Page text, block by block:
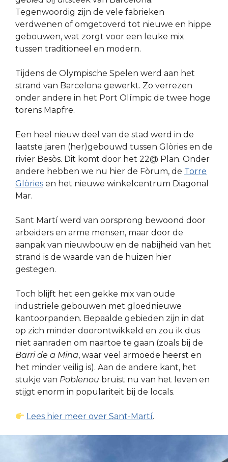
Tegenwoordig zijn de vele fabrieken
verdwenen of omgetoverd tot nieuwe en hippe
gebouwen, wat zorgt voor een leuke mix
tussen traditioneel en modern.
Tijdens de Olympische Spelen werd aan het
strand van Barcelona gewerkt. Zo verrezen
onder andere in het Port Olímpic de twee hoge
torens Mapfre.
Een heel nieuw deel van de stad werd in de
laatste jaren (her)gebouwd tussen Glòries en de
rivier Besòs. Dit komt door het 22@ Plan. Onder
andere hebben we nu hier de Fòrum, de Torre
Glòries en het nieuwe winkelcentrum Diagonal
Mar.
Sant Martí werd van oorsprong bewoond door
arbeiders en arme mensen, maar door de
aanpak van nieuwbouw en de nabijheid van het
strand is de waarde van de huizen hier
gestegen.
Toch blijft het een gekke mix van oude
industriële gebouwen met gloednieuwe
kantoorpanden. Bepaalde gebieden zijn in dat
op zich minder doorontwikkeld en zou ik dus
niet aanraden om naartoe te gaan (zoals bij de
Barri de a Mina, waar veel armoede heerst en
het minder veilig is). Aan de andere kant, het
stukje van Poblenou bruist nu van het leven en
stijgt enorm in populariteit bij de locals.
Lees hier meer over Sant-Martí.